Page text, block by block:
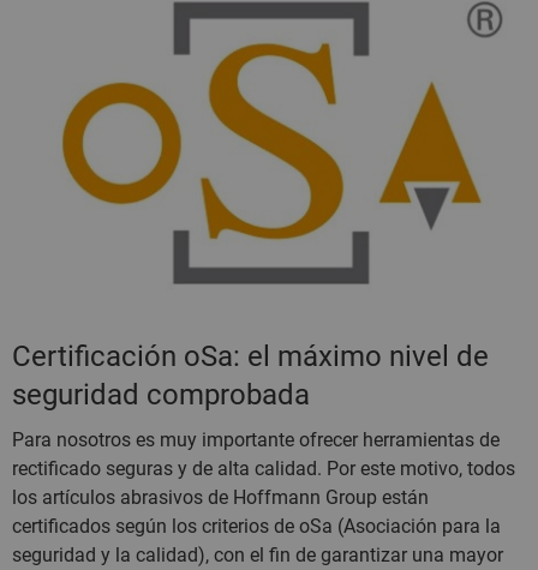
Certificación oSa: el máximo nivel de
seguridad comprobada
Para nosotros es muy importante ofrecer herramientas de
rectificado seguras y de alta calidad. Por este motivo, todos
los artículos abrasivos de Hoffmann Group están
certificados según los criterios de oSa (Asociación para la
seguridad y la calidad), con el fin de garantizar una mayor